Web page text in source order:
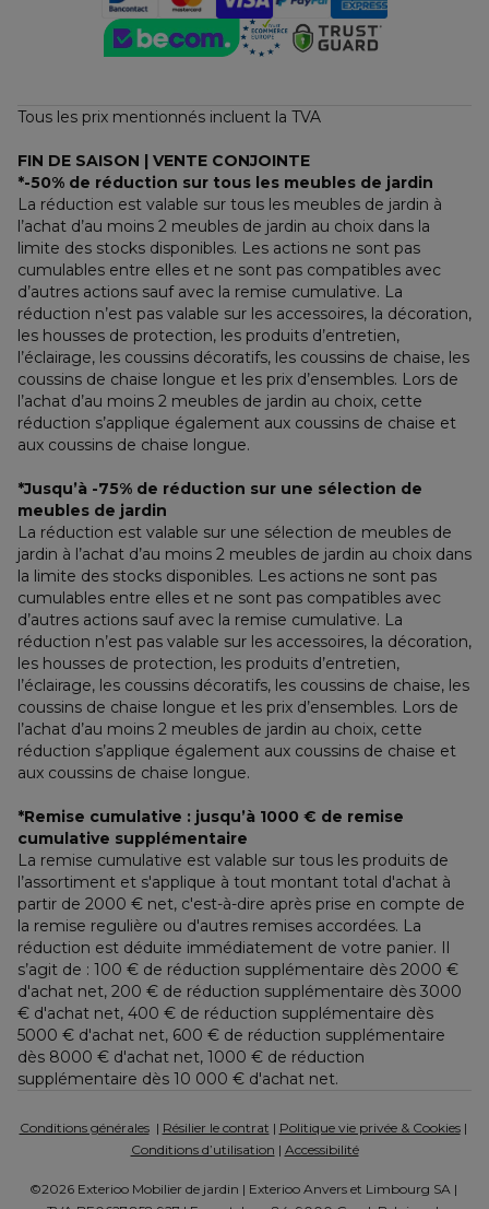
Tous les prix mentionnés incluent la TVA
FIN DE SAISON | VENTE CONJOINTE
*-50% de réduction sur tous les meubles de jardin
La réduction est valable sur tous les meubles de jardin à
l’achat d’au moins 2 meubles de jardin au choix dans la
limite des stocks disponibles. Les actions ne sont pas
cumulables entre elles et ne sont pas compatibles avec
d’autres actions sauf avec la remise cumulative. La
réduction n’est pas valable sur les accessoires, la décoration,
les housses de protection, les produits d’entretien,
l’éclairage, les coussins décoratifs, les coussins de chaise, les
coussins de chaise longue et les prix d’ensembles. Lors de
l’achat d’au moins 2 meubles de jardin au choix, cette
réduction s’applique également aux coussins de chaise et
aux coussins de chaise longue.
*Jusqu’à -75% de réduction sur une sélection de
meubles de jardin
La réduction est valable sur une sélection de meubles de
jardin à l’achat d’au moins 2 meubles de jardin au choix dans
la limite des stocks disponibles. Les actions ne sont pas
cumulables entre elles et ne sont pas compatibles avec
d’autres actions sauf avec la remise cumulative. La
réduction n’est pas valable sur les accessoires, la décoration,
les housses de protection, les produits d’entretien,
l’éclairage, les coussins décoratifs, les coussins de chaise, les
coussins de chaise longue et les prix d’ensembles. Lors de
l’achat d’au moins 2 meubles de jardin au choix, cette
réduction s’applique également aux coussins de chaise et
aux coussins de chaise longue.
*Remise cumulative : jusqu’à 1000 € de remise
cumulative supplémentaire
La remise cumulative est valable sur tous les produits de
l’assortiment et s'applique à tout montant total d'achat à
partir de 2000 € net, c'est-à-dire après prise en compte de
la remise regulière ou d'autres remises accordées. La
réduction est déduite immédiatement de votre panier. Il
s’agit de : 100 € de réduction supplémentaire dès 2000 €
d'achat net, 200 € de réduction supplémentaire dès 3000
€ d'achat net, 400 € de réduction supplémentaire dès
5000 € d'achat net, 600 € de réduction supplémentaire
dès 8000 € d'achat net, 1000 € de réduction
supplémentaire dès 10 000 € d'achat net.
Conditions générales
  |
Résilier le contrat | Politique vie privée & Cookies
Conditions d’utilisation | Accessibilité
©2026 Exterioo Mobilier de jardin | Exterioo Anvers et Limbourg SA |